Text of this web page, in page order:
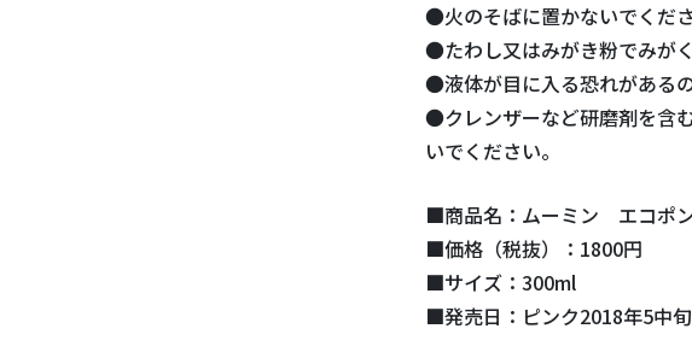
●火のそばに置かないでくださ
●たわし又はみがき粉でみが
●液体が目に入る恐れがある
●クレンザーなど研磨剤を含
いでください。
■商品名：ムーミン エコ
■価格（税抜）：1800円
■サイズ：300ml
■発売日：ピンク2018年5中